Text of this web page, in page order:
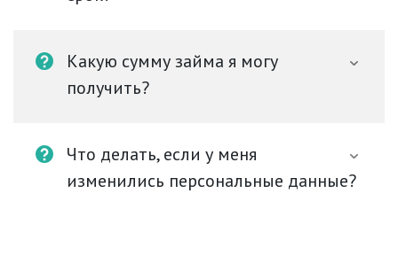
Какую сумму займа я могу
получить?
Что делать, если у меня
изменились персональные данные?